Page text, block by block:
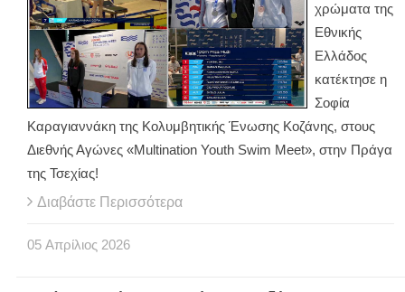
χρώματα της
Εθνικής
Ελλάδος
κατέκτησε η
Σοφία
Καραγιαννάκη της Κολυμβητικής Ένωσης Κοζάνης, στους
Διεθνής Αγώνες «Multination Youth Swim Meet», στην Πράγα
της Τσεχίας!
Διαβάστε Περισσότερα
05 Απρίλιος 2026